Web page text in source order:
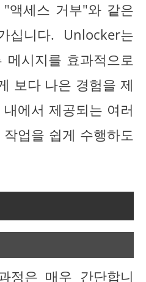
액세스 거부"와 같은
십니다. Unlocker는
메시지를 효과적으로
보다 나은 경험을 제
에서 제공되는 여러
업을 쉽게 수행하도
정은 매우 간단합니